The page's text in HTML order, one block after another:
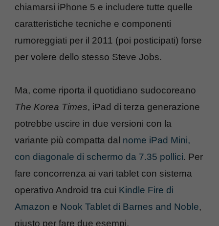
chiamarsi iPhone 5 e includere tutte quelle
caratteristiche tecniche e componenti
rumoreggiati per il 2011 (poi posticipati) forse
per volere dello stesso Steve Jobs.
Ma, come riporta il quotidiano sudocoreano
The Korea Times, iPad di terza generazione
potrebbe uscire in due versioni con la
variante più compatta dal nome iPad Mini,
con diagonale di schermo da 7.35 pollici. Per
fare concorrenza ai vari tablet con sistema
operativo Android tra cui Kindle Fire di
Amazon e Nook Tablet di Barnes and Noble,
giusto per fare due esempi.